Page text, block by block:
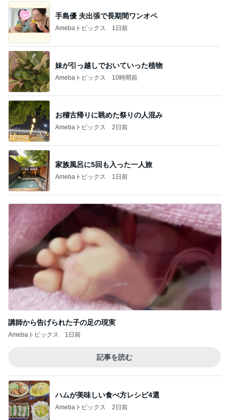
手島優 夫出張で長期間ワンオペ
Amebaトピックス 1日前
妹が引っ越しでおいていった植物
Amebaトピックス 10時間前
お稽古帰りに眺めた祭りの人混み
Amebaトピックス 2日前
家族風呂に5回も入った一人旅
Amebaトピックス 1日前
講師から告げられた子の足の現実
Amebaトピックス 1日前
記事を読む
ハムが美味しい食べ方レシピ4選
Amebaトピックス 2日前